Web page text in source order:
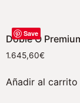
Save
Doble O
1.645,60€
Añadir al carrito